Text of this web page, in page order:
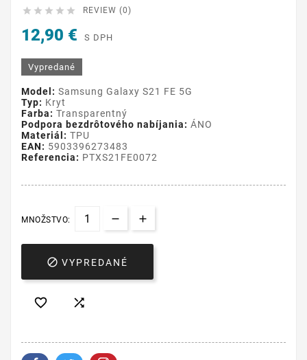
     REVIEW (0)
12,90 € S DPH
Vypredané
Model: Samsung Galaxy S21 FE 5G
Typ: Kryt
Farba: Transparentný
Podpora bezdrôtového nabíjania: ÁNO
Materiál: TPU
EAN: 5903396273483
Referencia: PTXS21FE0072
MNOŽSTVO:
 VYPREDANÉ
 